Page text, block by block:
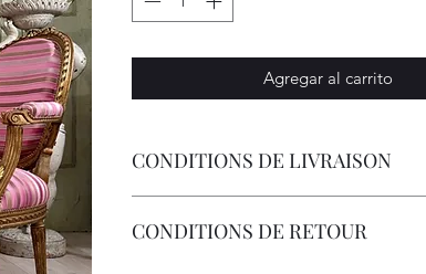
Agregar al carrito
CONDITIONS DE LIVRAISON
CONDITIONS DE RETOUR